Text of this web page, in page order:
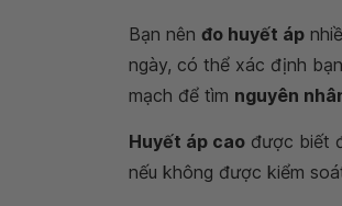
Bạn nên đo huyết áp
ngày, có thể xác định
mạch để tìm nguyên
Huyết áp cao được biết
nếu không được kiểm